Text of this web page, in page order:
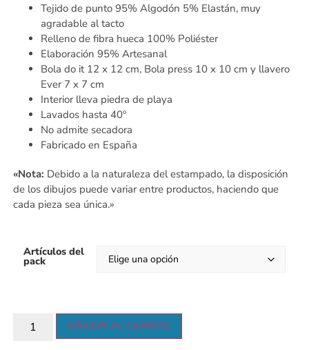
Tejido de punto 95% Algodón 5% Elastán, muy
agradable al tacto
Relleno de fibra hueca 100% Poliéster
Elaboración 95% Artesanal
Bola do it 12 x 12 cm, Bola press 10 x 10 cm y llavero
Ever 7 x 7 cm
Interior lleva piedra de playa
Lavados hasta 40º
No admite secadora
Fabricado en España
«Nota: Debido a la naturaleza del estampado, la disposición
de los dibujos puede variar entre productos, haciendo que
cada pieza sea única.»
Artículos del
pack
AÑADIR AL CARRITO